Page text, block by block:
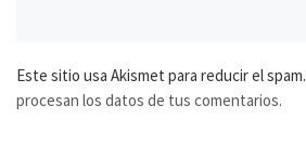
Este sitio usa Akismet para reducir el spam.
procesan los datos de tus comentarios.